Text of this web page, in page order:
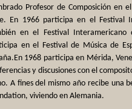
Profesor de Composición en
En 1966 participa en el Festival
en el Festival Interamericano
en el Festival de Música de
1968 participa en Mérida,
y discusiones con el
A fines del mismo año recibe una
viviendo en Alemania.